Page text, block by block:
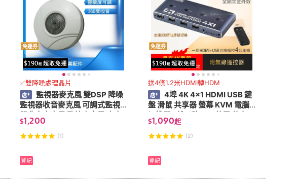
免運券
✅雙降噪處理晶片
監視器麥克風 雙DSP 降噪
監視器收音麥克風 可調式監視
器收音麥克風 監控麥克風 麥克
風 高靈敏 集音器 監聽器
$1,200
(1)
登記
免運券
送4條1.2米HDMI轉HDM
4埠 4K 4x1 HDMI USB 鍵
盤 滑鼠 共享器 螢幕 KVM 電腦
切換器 4進 4路 4口 共用 共享
$1,090起
(2)
登記